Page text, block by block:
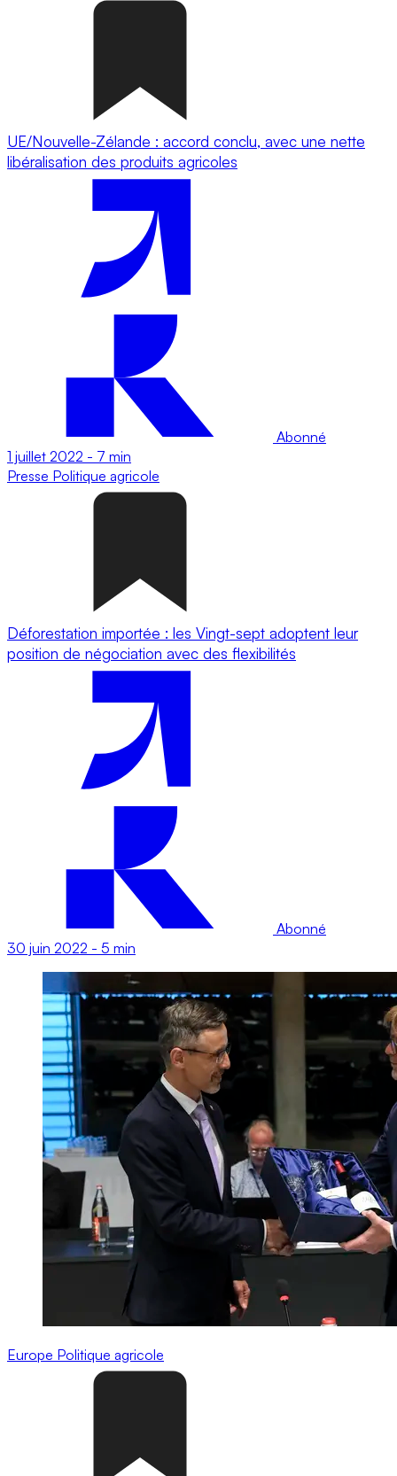
UE/Nouvelle-Zélande : accord conclu, avec une nette
libéralisation des produits agricoles
Abonné
1 juillet 2022 - 7 min
Presse Politique agricole
Déforestation importée : les Vingt-sept adoptent leur
position de négociation avec des flexibilités
Abonné
30 juin 2022 - 5 min
Europe Politique agricole